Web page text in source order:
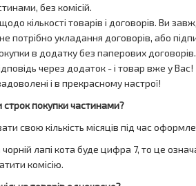
без комісій.
кількості товарів і договорів. Ви
потрібно укладання договорів, або
в додатку без паперових договорів.
через додаток - і товар вже у Вас!
і в прекрасному настрої!
покупки частинами?
свою кількість місяців під час
лапі кота буде цифра 7, то це
комісію.